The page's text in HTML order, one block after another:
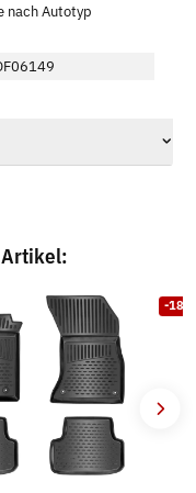
nach Autotyp
-18%